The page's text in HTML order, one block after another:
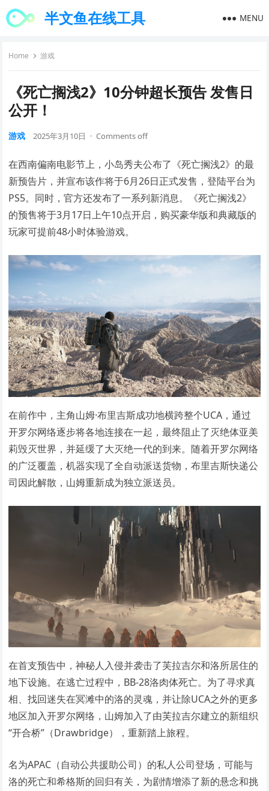
半文鱼在线工具 MENU
Home 游戏
《死亡搁浅2》10分钟超长预告 发售日
公开！
游戏 2025年3月10日 · Comments off
在西南偏南电影节上，小岛秀夫公布了《死亡搁浅2》的最
新预告片，并宣布该作将于6月26日正式发售，登陆平台为
PS5。同时，官方还发布了一系列新消息。《死亡搁浅2》
的预售将于3月17日上午10点开启，购买豪华版和典藏版的
玩家可提前48小时体验游戏。
在前作中，主角山姆·布里吉斯成功地横跨整个UCA，通过
开罗尔网络逐步将各地连接在一起，最终阻止了灭绝体亚美
莉毁灭世界，并延缓了大灭绝一代的到来。随着开罗尔网络
的广泛覆盖，机器实现了全自动派送货物，布里吉斯快递公
司因此解散，山姆重新成为独立派送员。
在首支预告中，神秘人入侵并袭击了芙拉吉尔和洛所居住的
地下设施。在逃亡过程中，BB-28洛肉体死亡。为了寻求真
相、找回迷失在冥滩中的洛的灵魂，并让除UCA之外的更多
地区加入开罗尔网络，山姆加入了由芙拉吉尔建立的新组织
“开合桥”（Drawbridge），重新踏上旅程。
名为APAC（自动公共援助公司）的私人公司登场，可能与
洛的死亡和希格斯的回归有关，为剧情增添了新的悬念和挑